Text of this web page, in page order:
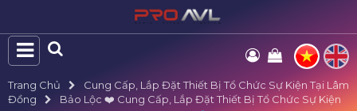
Trang Chủ
Cung Cấp, Lắp Đặt Thiết Bị Tổ Chức Sự Kiện Tại Lâm
Đồng
Bảo Lộc ❤️️ Cung Cấp, Lắp Đặt Thiết Bị Tổ Chức Sự Kiện